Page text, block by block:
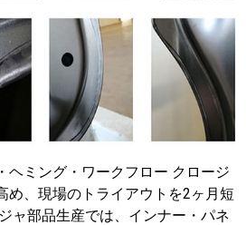
ヘミング・ワークフロー クロージ
め、現場のトライアウトを2ヶ月短
部品生産では、インナー・パネ